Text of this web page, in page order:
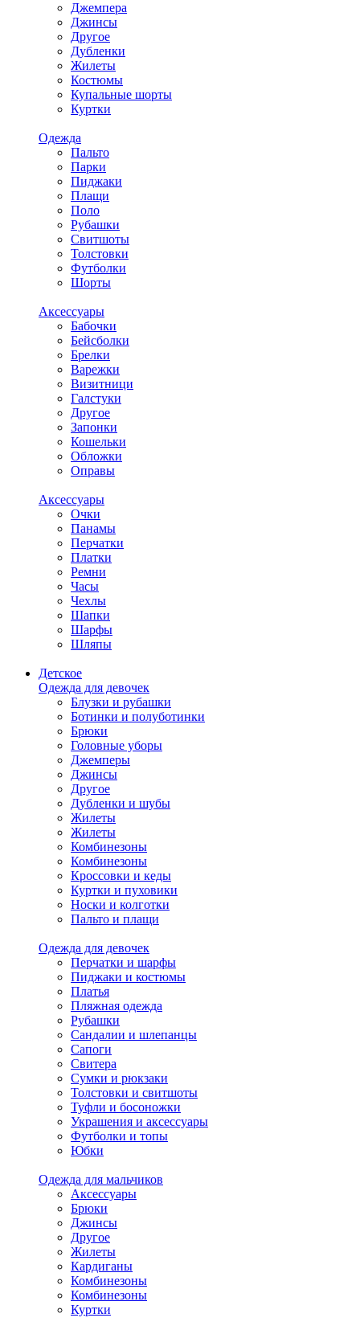
Джемпера
Джинсы
Другое
Дубленки
Жилеты
Костюмы
Купальные шорты
Куртки
Одежда
Пальто
Парки
Пиджаки
Плащи
Поло
Рубашки
Свитшоты
Толстовки
Футболки
Шорты
Аксессуары
Бабочки
Бейсболки
Брелки
Варежки
Визитници
Галстуки
Другое
Запонки
Кошельки
Обложки
Оправы
Аксессуары
Очки
Панамы
Перчатки
Платки
Ремни
Часы
Чехлы
Шапки
Шарфы
Шляпы
Детское
Одежда для девочек
Блузки и рубашки
Ботинки и полуботинки
Брюки
Головные уборы
Джемперы
Джинсы
Другое
Дубленки и шубы
Жилеты
Жилеты
Комбинезоны
Комбинезоны
Кроссовки и кеды
Куртки и пуховики
Носки и колготки
Пальто и плащи
Одежда для девочек
Перчатки и шарфы
Пиджаки и костюмы
Платья
Пляжная одежда
Рубашки
Сандалии и шлепанцы
Сапоги
Свитера
Сумки и рюкзаки
Толстовки и свитшоты
Туфли и босоножки
Украшения и аксессуары
Футболки и топы
Юбки
Одежда для мальчиков
Аксессуары
Брюки
Джинсы
Другое
Жилеты
Кардиганы
Комбинезоны
Комбинезоны
Куртки